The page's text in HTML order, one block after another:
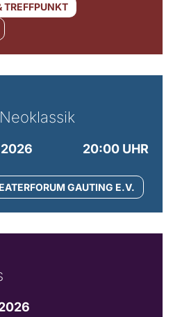
TREFFPUNKT
2026
20:00 UHR
GAUTING E.V.